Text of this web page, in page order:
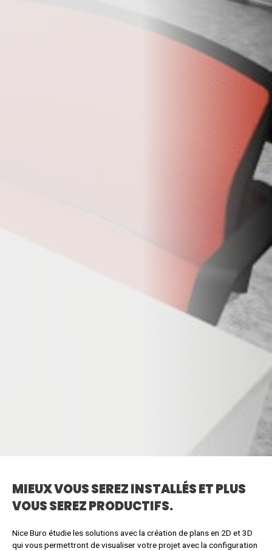
MIEUXVOUS SEREZ INSTALLÉS ET PLUS
VOUS SEREZ PRODUCTIFS.
Nice Buro étudie les solutions avec la création de plans en 2D et 3D
qui vous permettront de visualiser votre projet avec la configuration